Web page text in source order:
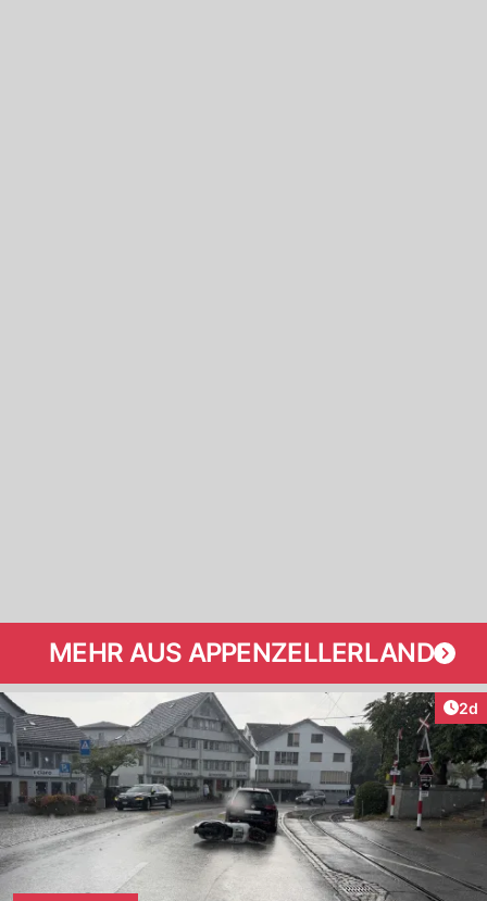
MEHR AUS APPENZELLERLAND
2d